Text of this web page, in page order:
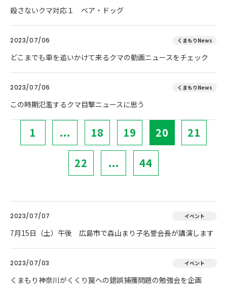
殺さないクマ対応１ ベア・ドッグ
2023/07/06 くまもりNews
どこまでも車を追いかけて来るクマの動画ニュースをチェック
2023/07/06 くまもりNews
この時期氾濫するクマ目撃ニュースに思う
1 ... 18 19 20 21
22 ... 44
2023/07/07 イベント
7月15日（土）午後 広島市で森山まり子名誉会長が講演します
2023/07/03 イベント
くまもり神奈川がくくり罠への錯誤捕獲問題の勉強会を企画